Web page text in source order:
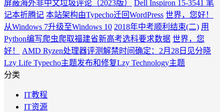
屏蔽海外非中文垃圾评论（2023版）
Dell Inspiron 15-3541 笔
记本折腾记 本站架构由Typecho迁回WordPress 世界，您好！
从Windows 7升级至Windows 10 2018年中考顺利结束(二) 用
Python编写爬虫爬取福建省新高考选科要求数据 世界，您
好！
AMD Ryzen处理器评测解禁时间确定：2月28日见分晓
Lzy Life Typecho主题发布和修复Lzy Technology主题
分类
IT教程
IT资源